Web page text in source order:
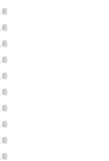
看
看
看
看
看
看
看
看
看
看